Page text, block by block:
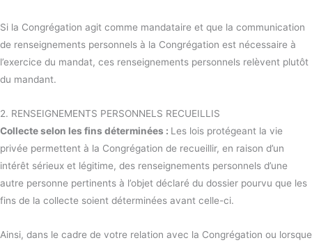
Si la Congrégation agit comme mandataire et que la communication
de renseignements personnels à la Congrégation est nécessaire à
l’exercice du mandat, ces renseignements personnels relèvent plutôt
du mandant.
2. RENSEIGNEMENTS PERSONNELS RECUEILLIS
Collecte selon les fins déterminées : Les lois protégeant la vie
privée permettent à la Congrégation de recueillir, en raison d’un
intérêt sérieux et légitime, des renseignements personnels d’une
autre personne pertinents à l’objet déclaré du dossier pourvu que les
fins de la collecte soient déterminées avant celle-ci.
Ainsi, dans le cadre de votre relation avec la Congrégation ou lorsque